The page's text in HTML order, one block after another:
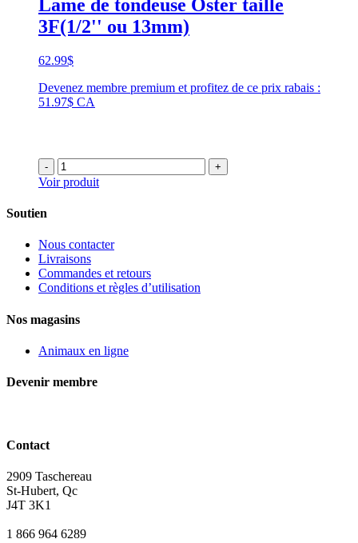
Lame de tondeuse Oster taille
3F(1/2'' ou 13mm)
62.99$
Devenez membre premium et profitez de ce prix rabais :
51.97$ CA
- +
Voir produit
Soutien
Nous contacter
Livraisons
Commandes et retours
Conditions et règles d’utilisation
Nos magasins
Animaux en ligne
Devenir membre
Contact
2909 Taschereau
St-Hubert, Qc
J4T 3K1
1 866 964 6289